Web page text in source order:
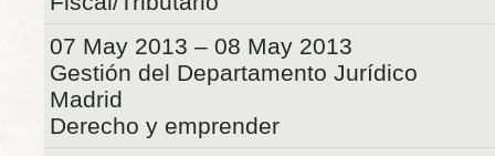
07 May 2013 – 08 May 2013
Gestión del Departamento Jurídico
Madrid
Derecho y emprender